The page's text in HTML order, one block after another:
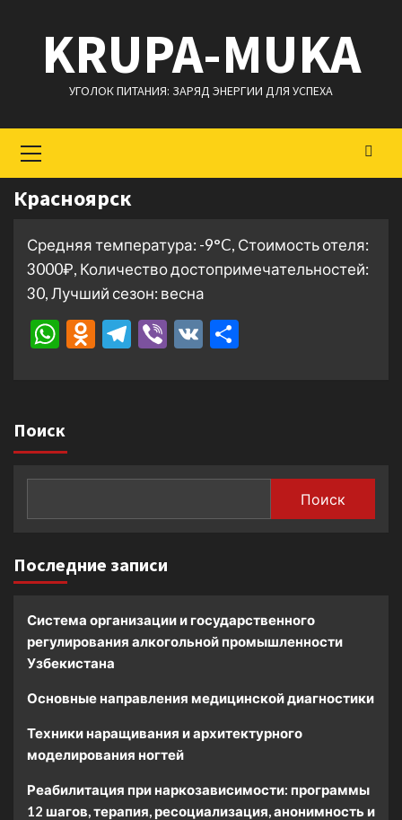
содержимому
KRUPA-MUKA
УГОЛОК ПИТАНИЯ: ЗАРЯД ЭНЕРГИИ ДЛЯ УСПЕХА
меню
Красноярск
Средняя температура: -9°C, Стоимость отеля:
3000₽, Количество достопримечательностей:
30, Лучший сезон: весна
WhatsApp
Odnoklassniki
Telegram
Viber
VK
Поиск
Поиск
Последние записи
Система организации и государственного
регулирования алкогольной промышленности
Узбекистана
Основные направления медицинской диагностики
Техники наращивания и архитектурного
моделирования ногтей
Реабилитация при наркозависимости: программы
12 шагов, терапия, ресоциализация, анонимность и